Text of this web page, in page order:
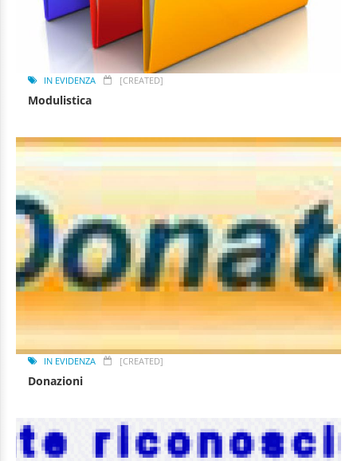
IN EVIDENZA [CREATED]
Modulistica
IN EVIDENZA [CREATED]
Donazioni